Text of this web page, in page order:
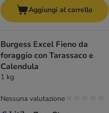
Aggiungi al carrello
Burgess Excel Fieno da
foraggio con Tarassaco e
Calendula
1 kg
Nessuna valutazione